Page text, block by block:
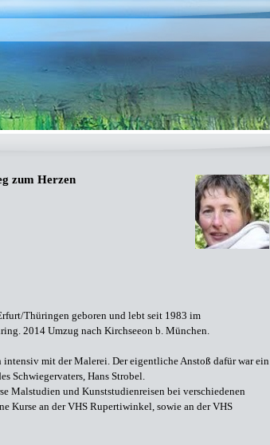
zum Herzen
Thüringen geboren und lebt seit 1983 im
2014 Umzug nach Kirchseeon b. München.
intensiv mit der Malerei. Der eigentliche Anstoß dafür war ein
Schwiegervaters, Hans Strobel.
Malstudien und Kunststudienreisen bei verschiedenen
Kurse an der VHS Rupertiwinkel, sowie an der VHS